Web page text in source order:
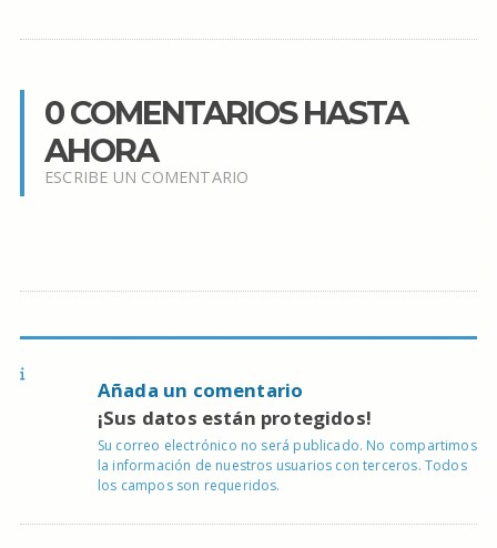
0 COMENTARIOS HASTA
AHORA
ESCRIBE UN COMENTARIO
Añada un comentario
¡Sus datos están protegidos!
Su correo electrónico no será publicado. No compartimos
la información de nuestros usuarios con terceros. Todos
los campos son requeridos.